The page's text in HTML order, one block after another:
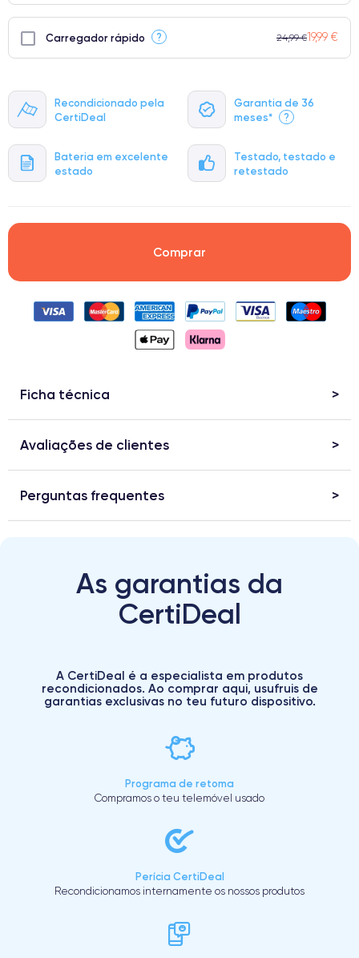
Recondicionado pela
CertiDeal
Garantia de 36
meses*
?
Bateria em excelente
estado
Testado, testado e
retestado
Carregador rápido ? 24,99 €19,99 €
Comprar
Ficha técnica
Avaliações de clientes
Perguntas frequentes
As garantias da
CertiDeal
A CertiDeal é a especialista em produtos
recondicionados. Ao comprar aqui, usufruis de
garantias exclusivas no teu futuro dispositivo.
Programa de retoma
Compramos o teu telemóvel usado
Perícia CertiDeal
Recondicionamos internamente os nossos produtos